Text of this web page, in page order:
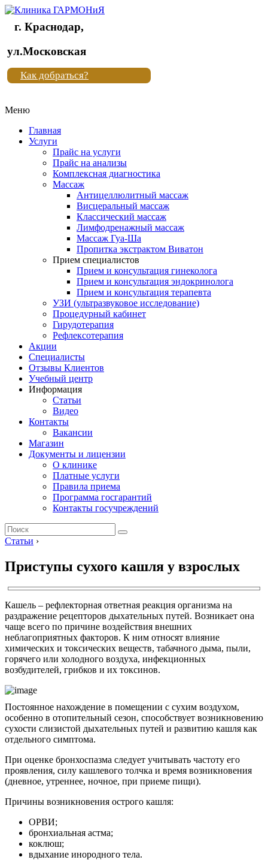
Клиника
"Новая
жизнь"
Клиника
жизнь"
г. Краснодар,
ул.Московская
Как добраться?
Меню
Главная
Услуги
Прайс на услуги
Прайс на анализы
Комплексная диагностика
Массаж
Антицеллюлитный массаж
Висцеральный массаж
Классический массаж
Лимфодренажный массаж
Массаж Гуа-Ша
Пропитка экстрактом Виватон
Прием специалистов
Прием и консультация гинеколога
Прием и консультация эндокринолога
Прием и консультация терапевта
УЗИ (ультразвуковое исследование)
Процедурный кабинет
Гирудотерапия
Рефлексотерапия
Акции
Специалисты
Отзывы Клиентов
Учебный центр
Информация
Статьи
Видео
Контакты
Вакансии
Магазин
Документы и лицензии
О клинике
Платные услуги
Правила приема
Программа госгарантий
Контакты госучреждений
Статьи ›
Приступы сухого кашля у взрослых
Кашель – рефлекторная ответная реакция организма на
раздражение рецепторов дыхательных путей. Возникает она
чаще всего по причине воздействия внешних
неблагоприятных факторов. К ним относят влияние
химических и токсических веществ, табачного дыма, пыли,
горячего или холодного воздуха, инфекционных
возбудителей, грибков и их токсинов.
Постоянное нахождение в помещении с сухим воздухом,
особенно в отопительный сезон, способствует возникновению
сухости слизистой дыхательных путей и развитию кашля как
отдельного симптома.
При оценке бронхоспазма следует учитывать частоту его
проявления, силу кашлевого толчка и время возникновения
(дневное, утреннее, ночное, при приеме пищи).
Причины возникновения острого кашля:
ОРВИ;
бронхиальная астма;
коклюш;
вдыхание инородного тела.